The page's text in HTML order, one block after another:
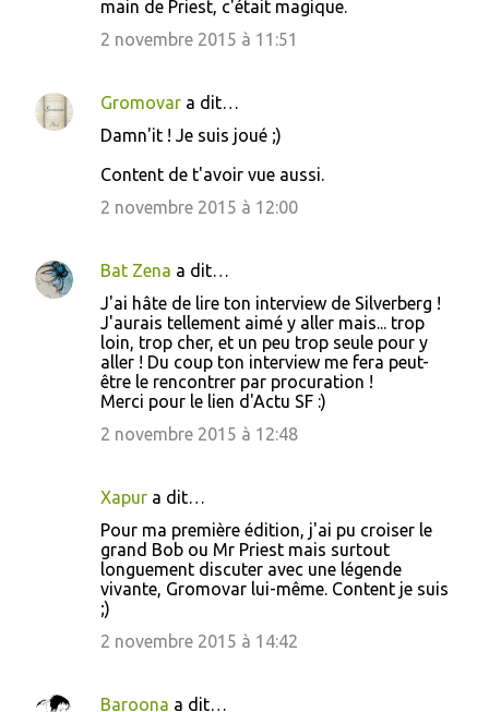
a
main de Priest, c'était magique.
2 novembre 2015 à 11:51
Gromovar a dit…
Damn'it ! Je suis joué ;)
Content de t'avoir vue aussi.
2 novembre 2015 à 12:00
Bat Zena a dit…
J'ai hâte de lire ton interview de Silverberg !
J'aurais tellement aimé y aller mais... trop
loin, trop cher, et un peu trop seule pour y
aller ! Du coup ton interview me fera peut-
être le rencontrer par procuration !
Merci pour le lien d'Actu SF :)
2 novembre 2015 à 12:48
Xapur a dit…
Pour ma première édition, j'ai pu croiser le
grand Bob ou Mr Priest mais surtout
longuement discuter avec une légende
vivante, Gromovar lui-même. Content je suis
;)
2 novembre 2015 à 14:42
Baroona a dit…